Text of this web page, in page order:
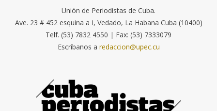
Unión de Periodistas de Cuba.
Ave. 23 # 452 esquina a I, Vedado, La Habana Cuba (10400)
Telf. (53) 7832 4550 | Fax: (53) 7333079
Escríbanos a redaccion@upec.cu